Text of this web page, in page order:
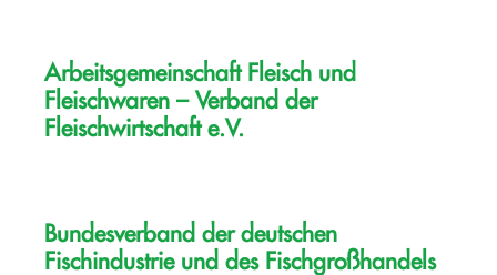
Arbeitsgemeinschaft Fleisch und
Fleischwaren – Verband der
Fleischwirtschaft e.V.
Bundesverband der deutschen
Fischindustrie und des Fischgroßhandels